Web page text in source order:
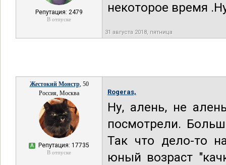
Репутация: 2479
В отпуске
некоторое время
31 августа 2018, пятница
Жестокий Монстр, 50
Россия, Москва
А Репутация: 17735
В отпуске
Rogeras,
Ну, алень, не
посмотрели.
Так что дело-то
юный возраст